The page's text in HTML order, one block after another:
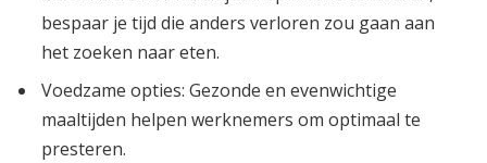
bespaar je tijd die anders verloren zou gaan aan
het zoeken naar eten.
Voedzame opties: Gezonde en evenwichtige
maaltijden helpen werknemers om optimaal te
presteren.